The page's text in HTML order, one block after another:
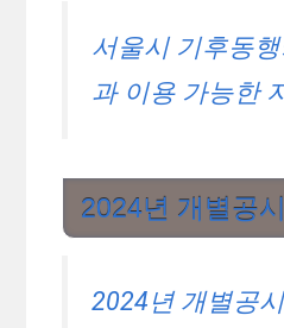
서울시 기후동
과 이용 가능한
2024년 개별공
2024년 개별공